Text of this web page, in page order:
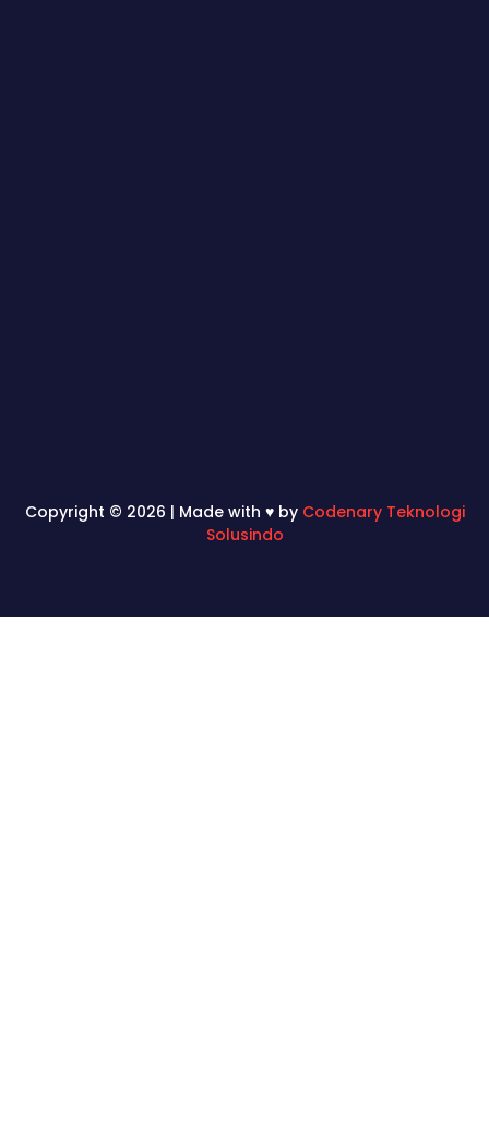
Copyright © 2026 | Made with ♥ by Codenary Teknologi
Solusindo